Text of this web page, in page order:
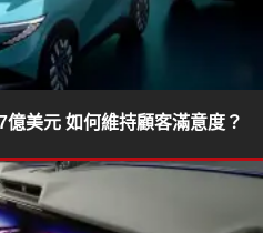
億美元 如何維持顧客滿意度？